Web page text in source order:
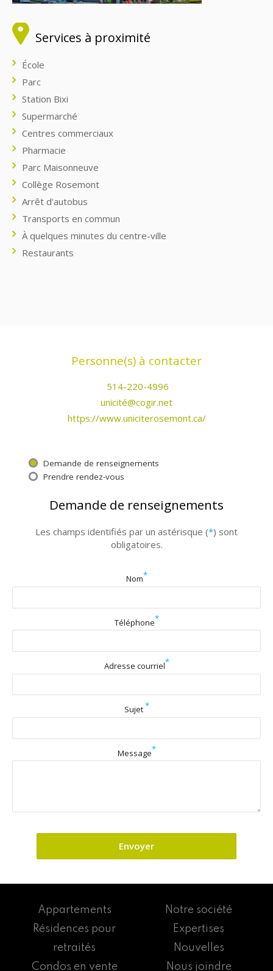
Services à proximité
École
Parc
Station Bixi
Supermarché
Centres commerciaux
Pharmacie
Parc Maisonneuve
Collège Rosemont
Arrêt d'autobus
Transports en commun
À quelques minutes du centre-ville
Restaurants
Personne(s) à contacter
514-220-4996
unicité@cogir.net
https://www.uniciterosemont.ca/
Demande de renseignements
Prendre rendez-vous
Demande de renseignements
Les champs identifiés par un astérisque (*) sont
obligatoires.
Nom*
Téléphone*
Adresse courriel*
Sujet*
Message*
Appartements
Résidences pour
retraités
Condos en vente
Notre société
Expertises
Nouvelles
Nous joindre